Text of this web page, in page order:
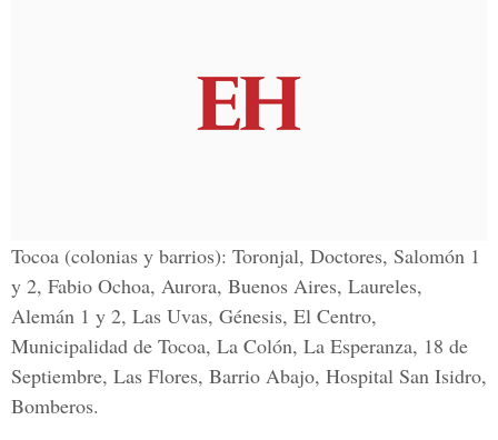
Tocoa (colonias y barrios): Toronjal, Doctores, Salomón 1
y 2, Fabio Ochoa, Aurora, Buenos Aires, Laureles,
Alemán 1 y 2, Las Uvas, Génesis, El Centro,
Municipalidad de Tocoa, La Colón, La Esperanza, 18 de
Septiembre, Las Flores, Barrio Abajo, Hospital San Isidro,
Bomberos.